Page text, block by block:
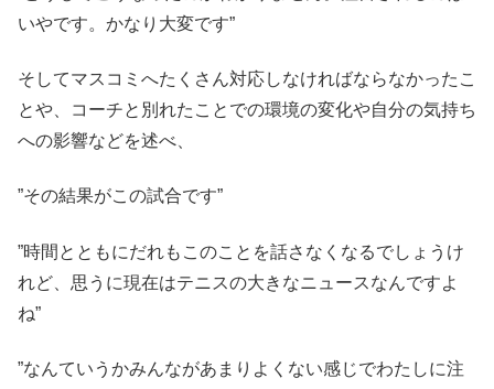
いやです。かなり大変です”
そしてマスコミへたくさん対応しなければならなかったこ
とや、コーチと別れたことでの環境の変化や自分の気持ち
への影響などを述べ、
”その結果がこの試合です”
”時間とともにだれもこのことを話さなくなるでしょうけ
れど、思うに現在はテニスの大きなニュースなんですよ
ね”
”なんていうかみんながあまりよくない感じでわたしに注